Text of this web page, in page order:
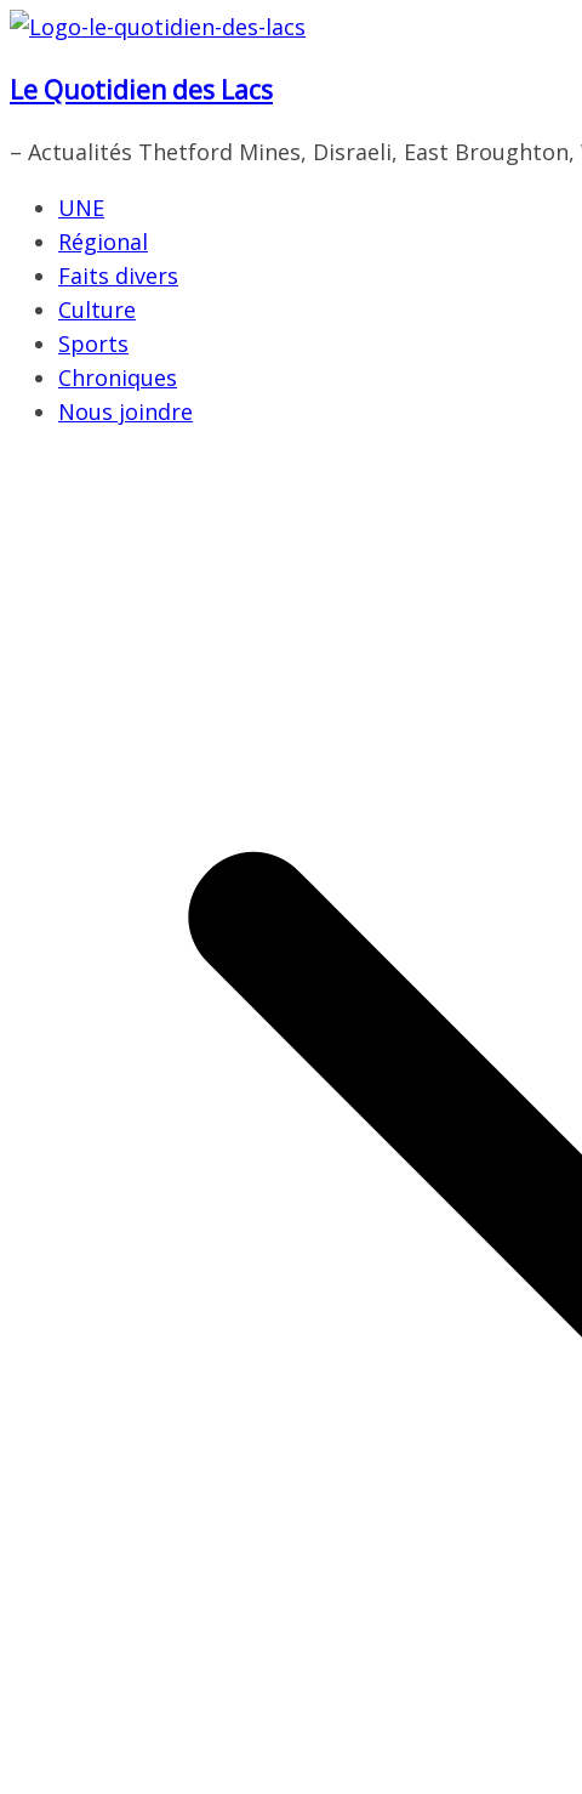
Passer
contenu
Le Quotidien des Lacs
– Actualités Thetford Mines, Disraeli, East
UNE
Régional
Faits divers
Culture
Sports
Chroniques
Nous joindre